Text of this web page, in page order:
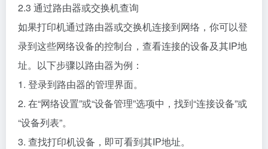
2.3 通过路由器或交换机查询
如果打印机通过路由器或交换机连接到网络，你可以登
录到这些网络设备的控制台，查看连接的设备及其IP地
址。以下步骤以路由器为例：
1. 登录到路由器的管理界面。
2. 在“网络设置”或“设备管理”选项中，找到“连接设备”或
“设备列表”。
3. 查找打印机设备，即可看到其IP地址。